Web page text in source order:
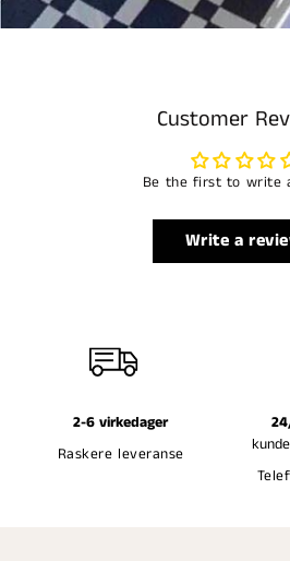
Customer
Be the first to write
Write a
2-6 virkedager
Raskere leveranse